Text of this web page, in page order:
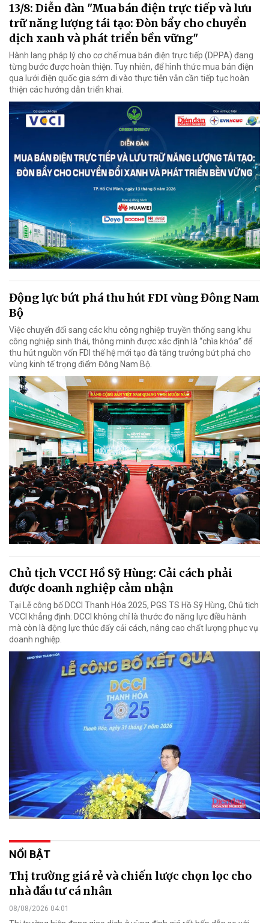
13/8: Diễn đàn "Mua bán điện trực tiếp và lưu
trữ năng lượng tái tạo: Đòn bẩy cho chuyển
dịch xanh và phát triển bền vững"
Hành lang pháp lý cho cơ chế mua bán điện trực tiếp (DPPA) đang
từng bước được hoàn thiện. Tuy nhiên, để hình thức mua bán điện
qua lưới điện quốc gia sớm đi vào thực tiễn vẫn cần tiếp tục hoàn
thiện các hướng dẫn triển khai.
Động lực bứt phá thu hút FDI vùng Đông Nam
Bộ
Việc chuyển đổi sang các khu công nghiệp truyền thống sang khu
công nghiệp sinh thái, thông minh được xác định là “chìa khóa” để
thu hút nguồn vốn FDI thế hệ mới tạo đà tăng trưởng bứt phá cho
vùng kinh tế trọng điểm Đông Nam Bộ.
Chủ tịch VCCI Hồ Sỹ Hùng: Cải cách phải
được doanh nghiệp cảm nhận
Tại Lễ công bố DCCI Thanh Hóa 2025, PGS TS Hồ Sỹ Hùng, Chủ tịch
VCCI khẳng định: DCCI không chỉ là thước đo năng lực điều hành
mà còn là động lực thúc đẩy cải cách, nâng cao chất lượng phục vụ
doanh nghiệp.
NỔI BẬT
Thị trường giá rẻ và chiến lược chọn lọc cho
nhà đầu tư cá nhân
08/08/2026 04:01